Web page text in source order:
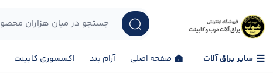
سایر یراق آلات صفحه اصلی آرام بند اکسسوری کابینت